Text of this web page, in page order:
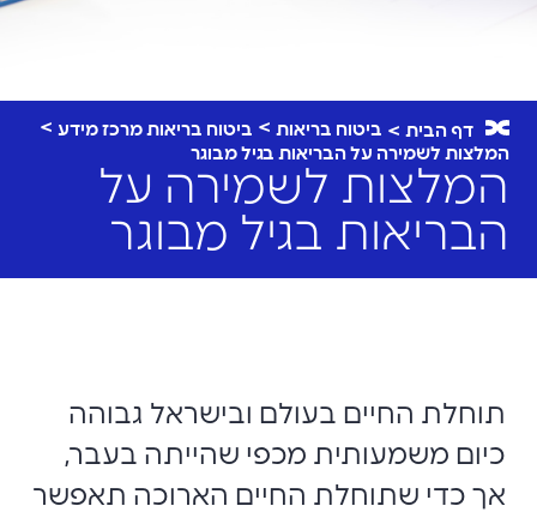
דף הבית ביטוח בריאות
ביטוח בריאות מרכז מידע
המלצות לשמירה על הבריאות בגיל מבוגר
המלצות לשמירה על
הבריאות בגיל מבוגר
תוחלת החיים בעולם ובישראל גבוהה
כיום משמעותית מכפי שהייתה בעבר,
אך כדי שתוחלת החיים הארוכה תאפשר